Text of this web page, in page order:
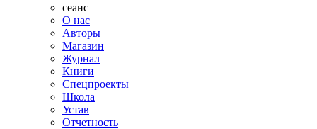
сеанс
О нас
Авторы
Магазин
Журнал
Книги
Спецпроекты
Школа
Устав
Отчетность